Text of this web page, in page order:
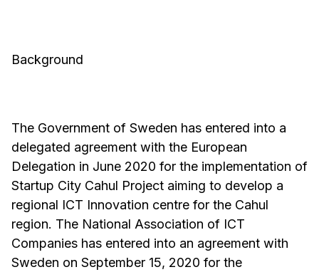
Background
The Government of Sweden has entered into a
delegated agreement with the European
Delegation in June 2020 for the implementation of
Startup City Cahul Project aiming to develop a
regional ICT Innovation centre for the Cahul
region. The National Association of ICT
Companies has entered into an agreement with
Sweden on September 15, 2020 for the